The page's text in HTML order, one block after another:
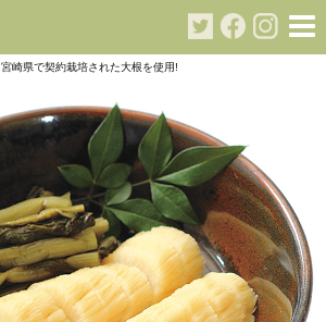
宮崎県で契約栽培された大根を使用!